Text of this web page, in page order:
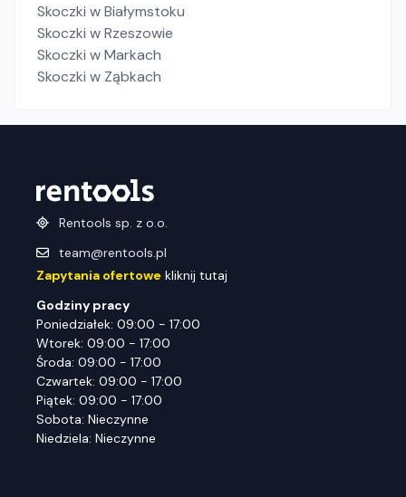
Skoczki w Białymstoku
Skoczki w Rzeszowie
Skoczki w Markach
Skoczki w Ząbkach
Rentools sp. z o.o.
team@rentools.pl
Zapytania ofertowe kliknij tutaj
Godziny pracy
Poniedziałek: 09:00 - 17:00
Wtorek: 09:00 - 17:00
Środa: 09:00 - 17:00
Czwartek: 09:00 - 17:00
Piątek: 09:00 - 17:00
Sobota: Nieczynne
Niedziela: Nieczynne